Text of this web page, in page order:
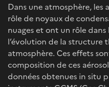
Dans une atmosphère, les
rôle de noyaux de
nuages et ont un rôle dans
l’évolution de la structure
atmosphère. Ces effets
composition de ces
données obtenues in situ